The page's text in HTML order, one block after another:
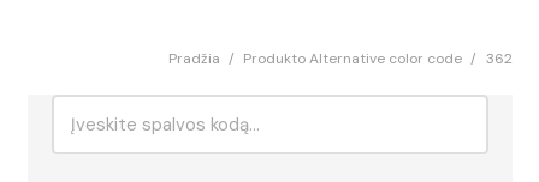
Pradžia / Produkto Alternative color code / 362